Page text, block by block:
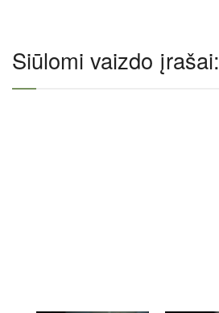
Siūlomi vaizdo įrašai: